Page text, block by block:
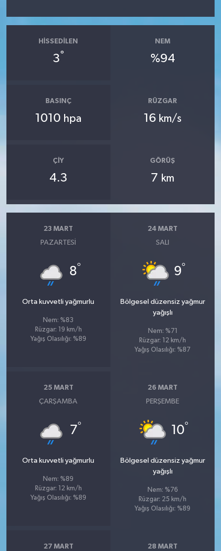
HISSEDILEN
3°
NEM
%94
BASINÇ
1010 hpa
RÜZGAR
16 km/s
ÇIY
4.3
GÖRÜŞ
7 km
23 MART
PAZARTESI
8°
Orta kuvvetli yağmurlu
Nem: %83
Rüzgar: 19 km/h
Yağış Olasılığı: %89
24 MART
SALI
9°
Bölgesel düzensiz yağmur
yağışlı
Nem: %71
Rüzgar: 12 km/h
Yağış Olasılığı: %87
25 MART
ÇARŞAMBA
7°
Orta kuvvetli yağmurlu
Nem: %89
Rüzgar: 12 km/h
Yağış Olasılığı: %89
26 MART
PERŞEMBE
10°
Bölgesel düzensiz yağmur
yağışlı
Nem: %76
Rüzgar: 25 km/h
Yağış Olasılığı: %89
27 MART 28 MART